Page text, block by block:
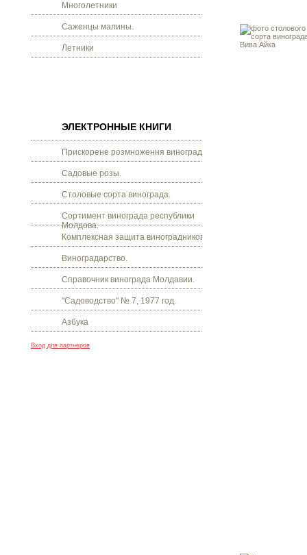
Многолетники
Саженцы малины.
Летники
ЭЛЕКТРОННЫЕ КНИГИ
Прискорене розмноження винограду.
Садовые розы.
Столовые сорта винограда.
Сортимент винограда республики
Молдова.
Комплексная защита виноградников.
Виноградарство.
Справочник винограда Молдавии.
"Садоводство" № 7, 1977 год.
Азбука
Вход для партнеров